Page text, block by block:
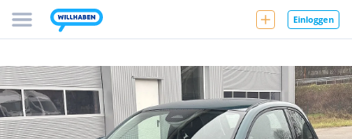
Einloggen